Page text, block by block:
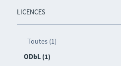
LICENCES
Toutes (1)
ODbL (1)